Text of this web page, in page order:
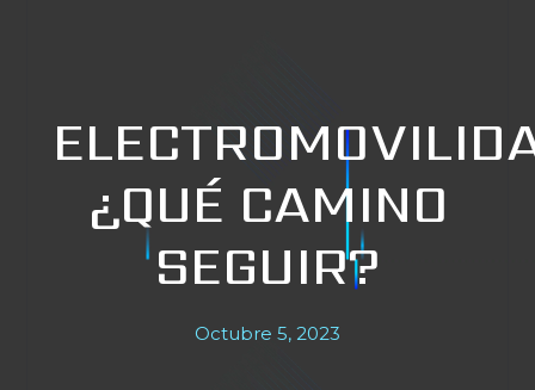
¿QUÉ CAMINO
SEGUIR?
Octubre 5, 2023